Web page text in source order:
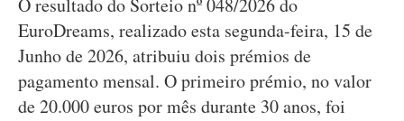
O resultado do Sorteio nº 048/2026 do
EuroDreams, realizado esta segunda-feira, 15 de
Junho de 2026, atribuiu dois prémios de
pagamento mensal. O primeiro prémio, no valor
de 20.000 euros por mês durante 30 anos, foi